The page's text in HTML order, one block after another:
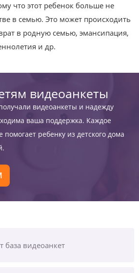
что этот ребенок больше не
в семью. Это может происходить
в родную семью, эмансипация,
и др.
видеоанкеты
видеоанкеты и надежду
ваша поддержка. Каждое
ребенку из детского дома
база видеоанкет